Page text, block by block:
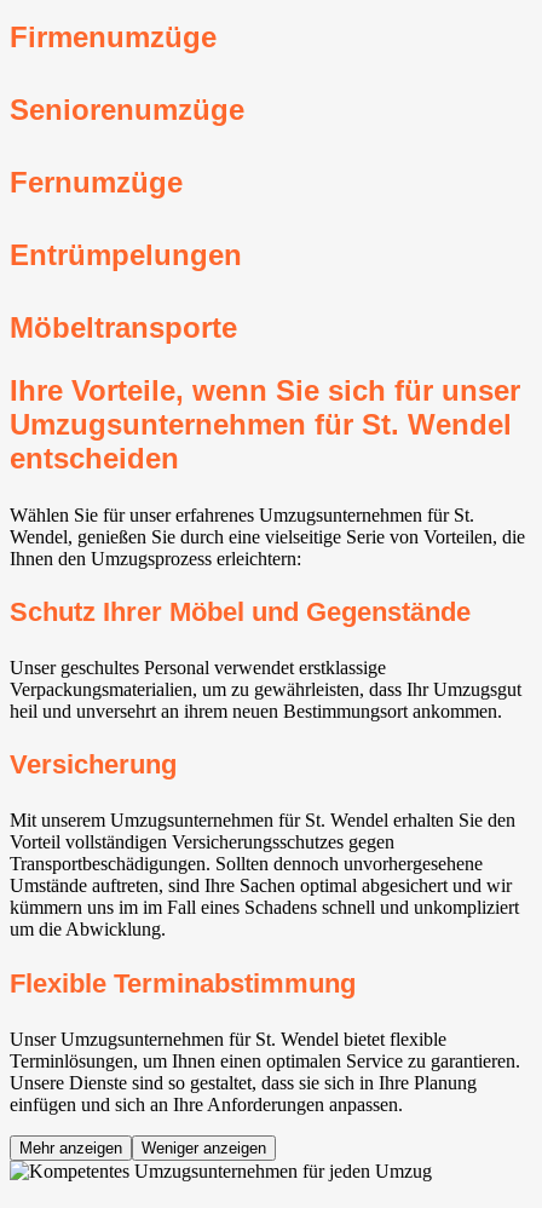
Firmenumzüge
Seniorenumzüge
Fernumzüge
Entrümpelungen
Möbeltransporte
Ihre Vorteile, wenn Sie sich für unser
Umzugsunternehmen für St. Wendel
entscheiden
Wählen Sie für unser erfahrenes Umzugsunternehmen für St.
Wendel, genießen Sie durch eine vielseitige Serie von Vorteilen, die
Ihnen den Umzugsprozess erleichtern:
Schutz Ihrer Möbel und Gegenstände
Unser geschultes Personal verwendet erstklassige
Verpackungsmaterialien, um zu gewährleisten, dass Ihr Umzugsgut
heil und unversehrt an ihrem neuen Bestimmungsort ankommen.
Versicherung
Mit unserem Umzugsunternehmen für St. Wendel erhalten Sie den
Vorteil vollständigen Versicherungsschutzes gegen
Transportbeschädigungen. Sollten dennoch unvorhergesehene
Umstände auftreten, sind Ihre Sachen optimal abgesichert und wir
kümmern uns im im Fall eines Schadens schnell und unkompliziert
um die Abwicklung.
Flexible Terminabstimmung
Unser Umzugsunternehmen für St. Wendel bietet flexible
Terminlösungen, um Ihnen einen optimalen Service zu garantieren.
Unsere Dienste sind so gestaltet, dass sie sich in Ihre Planung
einfügen und sich an Ihre Anforderungen anpassen.
Mehr anzeigen Weniger anzeigen